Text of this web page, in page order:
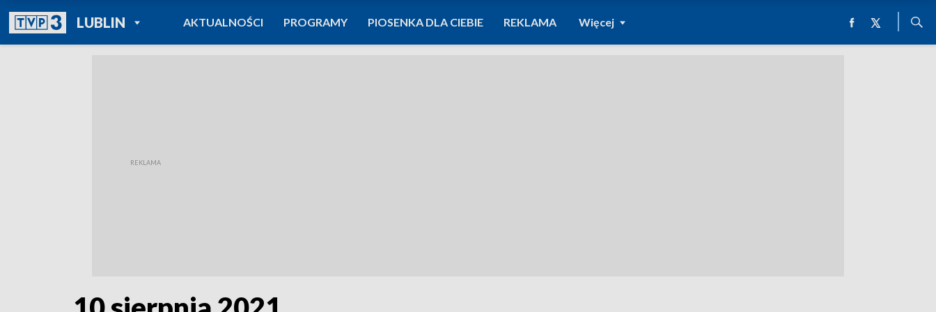
LUBLINPOWRÓT DO
TVP REGIONY
AKTUALNOŚCI PROGRAMY PIOSENKA DLA CIEBIE REKLAMA Więcej